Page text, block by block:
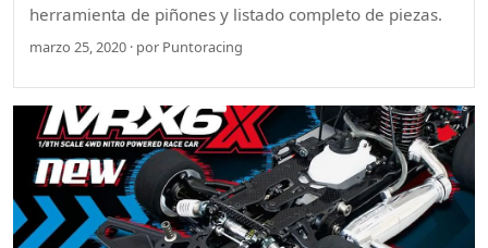
herramienta de piñones y listado completo de piezas.
marzo 25, 2020 · por Puntoracing